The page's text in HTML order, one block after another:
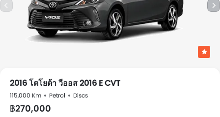
2016 โตโยต้า วีออส 2016 E CVT
115,000 Km Petrol Discs
฿270,000